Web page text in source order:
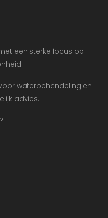
een sterke focus op
waterbehandeling en
advies.